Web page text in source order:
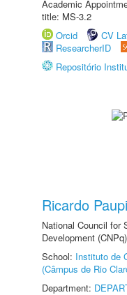
Academic
title: MS-3.2
Orcid
CV
ResearcherID
Repositório
Ricardo
National Council for
Development
School: Instituto de
(Câmpus de Rio
Department: